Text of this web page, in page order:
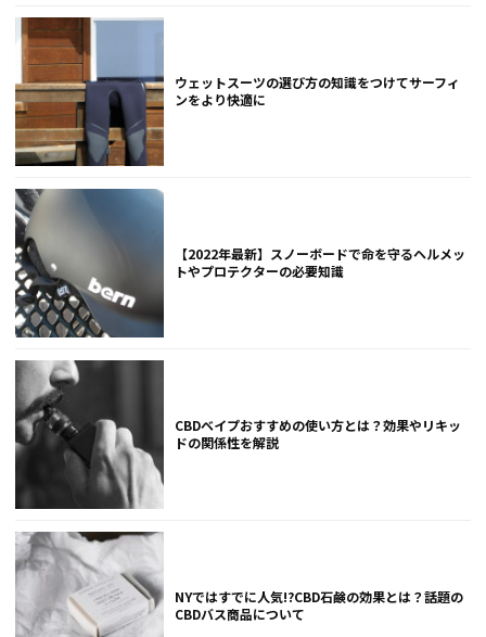
ウェットスーツの選び方の知識をつけてサーフィ
ンをより快適に
【2022年最新】スノーボードで命を守るヘルメッ
トやプロテクターの必要知識
CBDベイプおすすめの使い方とは？効果やリキッ
ドの関係性を解説
NYではすでに人気!?CBD石鹸の効果とは？話題の
CBDバス商品について